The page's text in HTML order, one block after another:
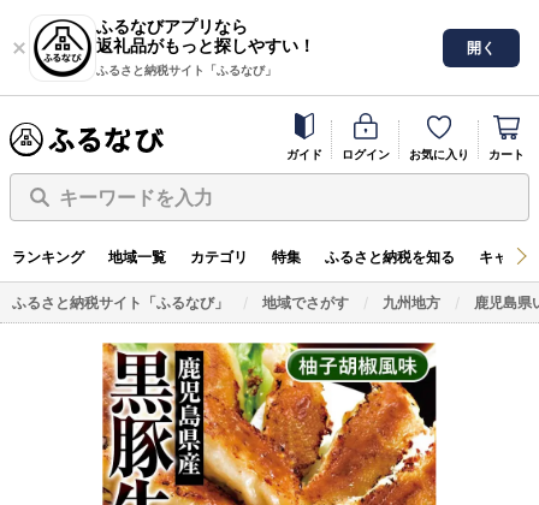
ふるなびアプリなら
返礼品がもっと探しやすい！
ふるさと納税サイト「ふるなび」
開く
ガイド ログイン お気に入り カート
キーワードを入力
ランキング 地域一覧 カテゴリ 特集 ふるさと納税を知る キャン
ふるさと納税サイト「ふるなび」 地域でさがす 九州地方 鹿児島県